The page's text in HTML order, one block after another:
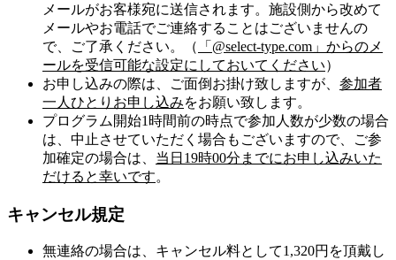
メールがお客様宛に送信されます。施設側から改めて
メールやお電話でご連絡することはございませんの
で、ご了承ください。（
「@select-type.com」からのメ
ールを受信可能な設定にしておいてください）
お申し込みの際は、ご面倒お掛け致しますが、 参加者
一人ひとりお申し込みをお願い致します。
プログラム開始1時間前の時点で参加人数が少数の場合
は、中止させていただく場合もございますので、ご参
加確定の場合は、 当日19時00分までにお申し込みいた
だけると幸いです。
キャンセル規定
無連絡の場合は、キャンセル料として1,320円を頂戴し